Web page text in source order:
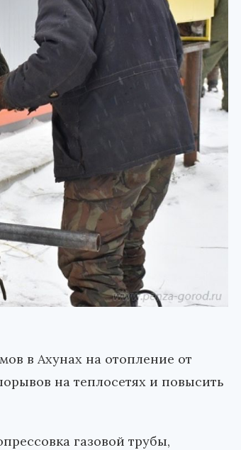
в Ахунах на отопление от
на теплосетях и повысить
газовой трубы,